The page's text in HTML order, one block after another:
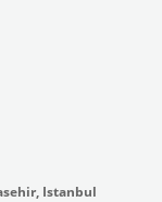
Istanbul